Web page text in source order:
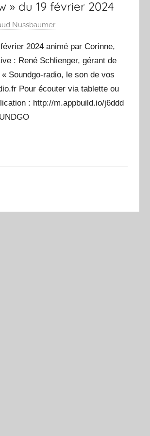
» du 19 février 2024
Nussbaumer
2024 animé par Corinne,
: René Schlienger, gérant de
Soundgo-radio, le son de vos
Pour écouter via tablette ou
: http://m.appbuild.io/j6ddd